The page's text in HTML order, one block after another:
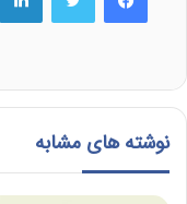
نوشته های مشابه